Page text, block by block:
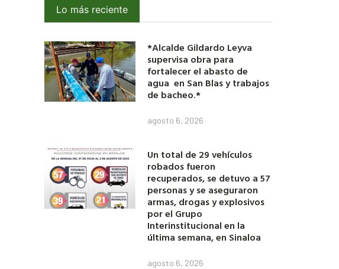
Lo más reciente
*Alcalde Gildardo Leyva
supervisa obra para
fortalecer el abasto de
agua en San Blas y trabajos
de bacheo.*
agosto 6, 2026
Un total de 29 vehículos
robados fueron
recuperados, se detuvo a 57
personas y se aseguraron
armas, drogas y explosivos
por el Grupo
Interinstitucional en la
última semana, en Sinaloa
agosto 6, 2026